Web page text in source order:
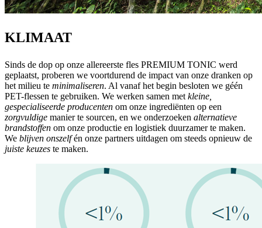
KLIMAAT
Sinds de dop op onze allereerste fles PREMIUM TONIC werd
geplaatst, proberen we voortdurend de impact van onze dranken op
het milieu te minimaliseren. Al vanaf het begin besloten we géén
PET-flessen te gebruiken. We werken samen met kleine,
gespecialiseerde producenten om onze ingrediënten op een
zorgvuldige manier te sourcen, en we onderzoeken alternatieve
brandstoffen om onze productie en logistiek duurzamer te maken.
We blijven onszelfén onze partners uitdagen om steeds opnieuw de
juiste keuzes te maken.